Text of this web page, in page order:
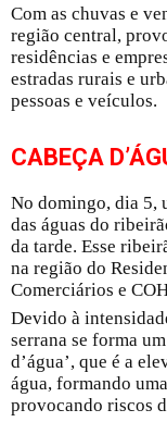
Com as chuvas e
região central,
residências e
estradas rurais e
pessoas e veículos.
CABEÇA
No domingo, dia 5,
das águas do
da tarde. Esse
na região do
Comerciários e
Devido à
serrana se forma
d’água’, que é a
água, formando
provocando riscos